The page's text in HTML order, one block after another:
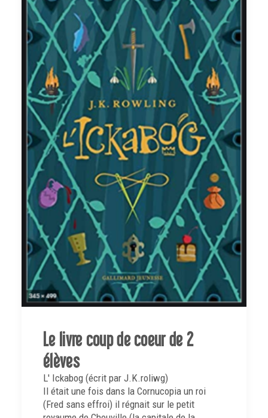
Le livre coup de coeur de 2
élèves
L' Ickabog (écrit par J.K.roliwg)
Il était une fois dans la Cornucopia un roi
(Fred sans effroi) il régnait sur le petit